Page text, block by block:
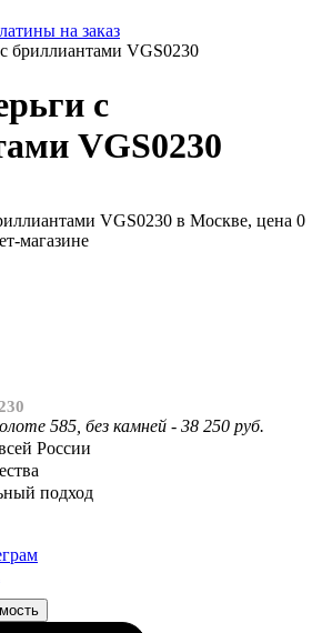
на заказ
бриллиантами VGS0230
с
VGS0230
585, без камней - 38 250 руб.
России
подход